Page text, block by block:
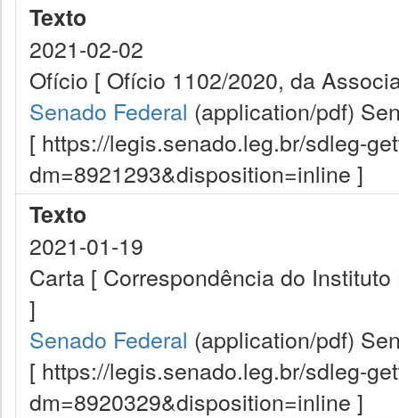
Texto
2021-02-02
Ofício [ Ofício 1102/2020, da
Senado Federal (application/pdf)
[ https://legis.senado.leg.br/sdleg-
dm=8921293&disposition=inline ]
Texto
2021-01-19
Carta [ Correspondência do
]
Senado Federal (application/pdf)
[ https://legis.senado.leg.br/sdleg-
dm=8920329&disposition=inline ]